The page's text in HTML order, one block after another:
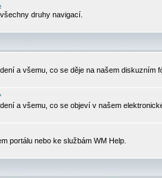
druhy navigací.
a všemu, co se děje na našem diskuzním
a všemu, co se objeví v našem
portálu nebo ke službám WM Help.